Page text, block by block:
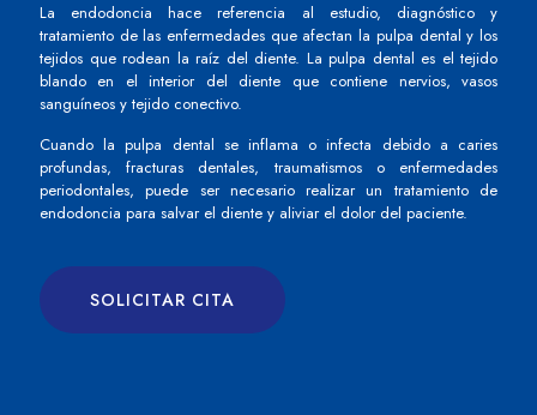
La endodoncia hace referencia al estudio, diagnóstico y
tratamiento de las enfermedades que afectan la pulpa dental y los
tejidos que rodean la raíz del diente. La pulpa dental es el tejido
blando en el interior del diente que contiene nervios, vasos
sanguíneos y tejido conectivo.
Cuando la pulpa dental se inflama o infecta debido a caries
profundas, fracturas dentales, traumatismos o enfermedades
periodontales, puede ser necesario realizar un tratamiento de
endodoncia para salvar el diente y aliviar el dolor del paciente.
SOLICITAR CITA